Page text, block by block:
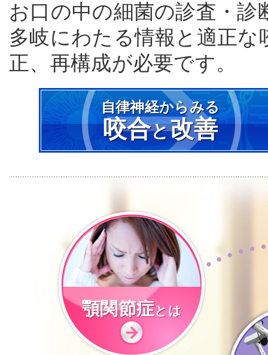
お口の中の細菌の診査・
多岐にわたる情報と適正
正、再構成が必要です。
自律神経からみる
咬合と改善
顎関節症とは